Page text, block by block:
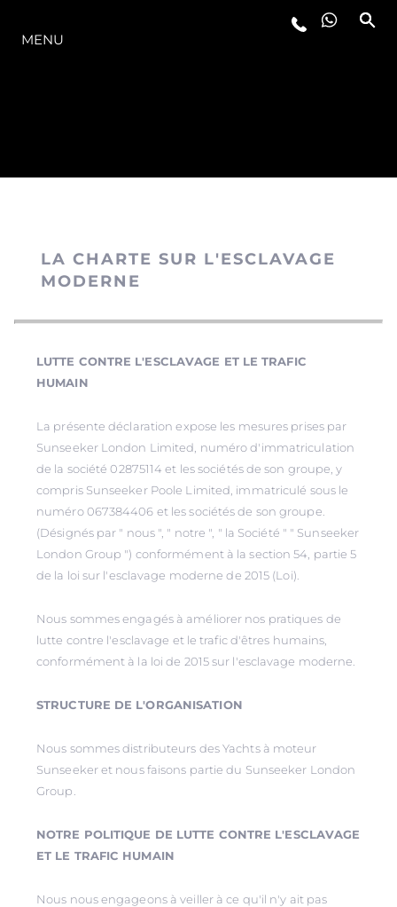
MENU
LA CHARTE SUR L'ESCLAVAGE
MODERNE
LUTTE CONTRE L'ESCLAVAGE ET LE TRAFIC
HUMAIN
La présente déclaration expose les mesures prises par
Sunseeker London Limited, numéro d'immatriculation
de la société 02875114 et les sociétés de son groupe, y
compris Sunseeker Poole Limited, immatriculé sous le
numéro 067384406 et les sociétés de son groupe.
(Désignés par " nous ", " notre ", " la Société " " Sunseeker
London Group ") conformément à la section 54, partie 5
de la loi sur l'esclavage moderne de 2015 (Loi).
Nous sommes engagés à améliorer nos pratiques de
lutte contre l'esclavage et le trafic d'êtres humains,
conformément à la loi de 2015 sur l'esclavage moderne.
STRUCTURE DE L'ORGANISATION
Nous sommes distributeurs des Yachts à moteur
Sunseeker et nous faisons partie du Sunseeker London
Group.
NOTRE POLITIQUE DE LUTTE CONTRE L'ESCLAVAGE
ET LE TRAFIC HUMAIN
Nous nous engageons à veiller à ce qu'il n'y ait pas